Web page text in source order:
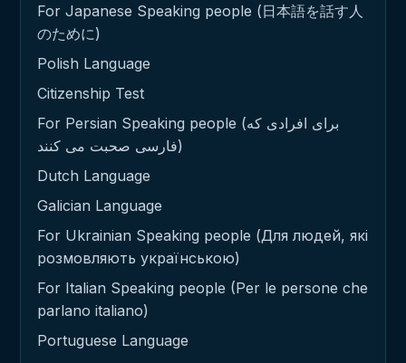
For Japanese Speaking people (日本語を話す人
のために)
Polish Language
Citizenship Test
For Persian Speaking people (برای افرادی که
فارسی صحبت می کنند)
Dutch Language
Galician Language
For Ukrainian Speaking people (Для людей, які
розмовляють українською)
For Italian Speaking people (Per le persone che
parlano italiano)
Portuguese Language